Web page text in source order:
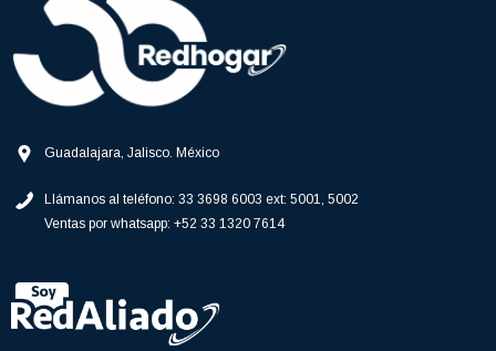
Guadalajara, Jalisco. México
Llámanos al teléfono: 33 3698 6003 ext: 5001, 5002
Ventas por whatsapp: +52 33 1320 7614